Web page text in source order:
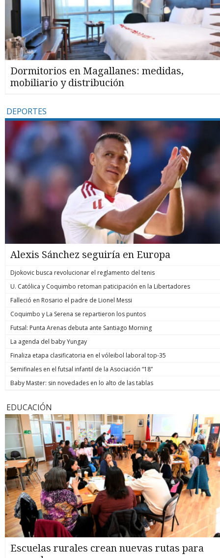
Dormitorios en Magallanes: medidas,
mobiliario y distribución
DEPORTES
Alexis Sánchez seguiría en Europa
Djokovic busca revolucionar el reglamento del tenis
U. Católica y Coquimbo retoman paticipación en la Libertadores
Falleció en Rosario el padre de Lionel Messi
Coquimbo y La Serena se repartieron los puntos
Futsal: Punta Arenas debuta ante Santiago Morning
La agenda del baby Yungay
Finaliza etapa clasificatoria en el vóleibol laboral top-35
Semifinales en el futsal infantil de la Asociación “18”
Baby Master: sin novedades en lo alto de las tablas
EDUCACIÓN
Escuelas rurales crean nuevas rutas para